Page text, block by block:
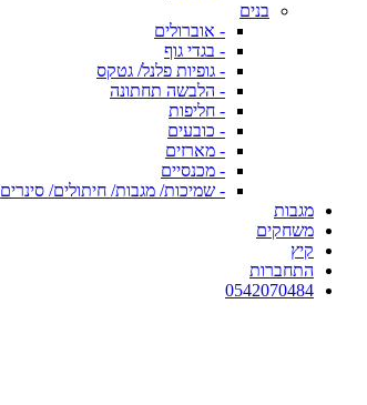
בנים
- אוברולים
- בגדי גוף
- גופיות פלנל/ גטקס
- הלבשה תחתונה
- חליפות
- כובעים
- מארזים
- מכנסיים
- שמיכות/ מגבות/ חיתולים/ סינרים
מגבות
משחקים
קיץ
התחברות
0542070484